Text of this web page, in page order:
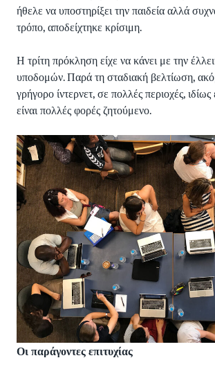
ήθελε να υποστηρίξει την παιδεία αλλά
τρόπο, αποδείχτηκε κρίσιμη.
Η τρίτη πρόκληση είχε να κάνει με την
υποδομών. Παρά τη σταδιακή βελτίωση,
γρήγορο ίντερνετ, σε πολλές περιοχές,
είναι πολλές φορές ζητούμενο.
Οι παράγοντες επιτυχίας